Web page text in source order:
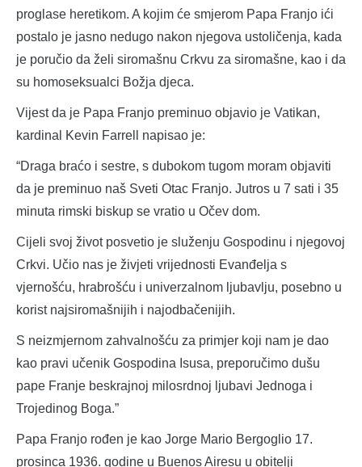
proglase heretikom. A kojim će smjerom Papa Franjo ići
postalo je jasno nedugo nakon njegova ustoličenja, kada
je poručio da želi siromašnu Crkvu za siromašne, kao i da
su homoseksualci Božja djeca.
Vijest da je Papa Franjo preminuo objavio je Vatikan,
kardinal Kevin Farrell napisao je:
“Draga braćo i sestre, s dubokom tugom moram objaviti
da je preminuo naš Sveti Otac Franjo. Jutros u 7 sati i 35
minuta rimski biskup se vratio u Očev dom.
Cijeli svoj život posvetio je služenju Gospodinu i njegovoj
Crkvi. Učio nas je živjeti vrijednosti Evanđelja s
vjernošću, hrabrošću i univerzalnom ljubavlju, posebno u
korist najsiromašnijih i najodbačenijih.
S neizmjernom zahvalnošću za primjer koji nam je dao
kao pravi učenik Gospodina Isusa, preporučimo dušu
pape Franje beskrajnoj milosrdnoj ljubavi Jednoga i
Trojedinog Boga.”
Papa Franjo rođen je kao Jorge Mario Bergoglio 17.
prosinca 1936. godine u Buenos Airesu u obitelji